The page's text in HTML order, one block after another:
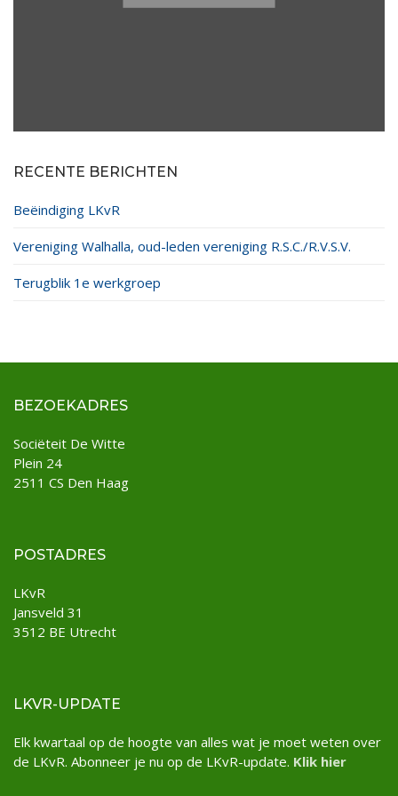
RECENTE BERICHTEN
Beëindiging LKvR
Vereniging Walhalla, oud-leden vereniging R.S.C./R.V.S.V.
Terugblik 1e werkgroep
BEZOEKADRES
Sociëteit De Witte
Plein 24
2511 CS Den Haag
POSTADRES
LKvR
Jansveld 31
3512 BE Utrecht
LKVR-UPDATE
Elk kwartaal op de hoogte van alles wat je moet weten over
de LKvR. Abonneer je nu op de LKvR-update. Klik hier